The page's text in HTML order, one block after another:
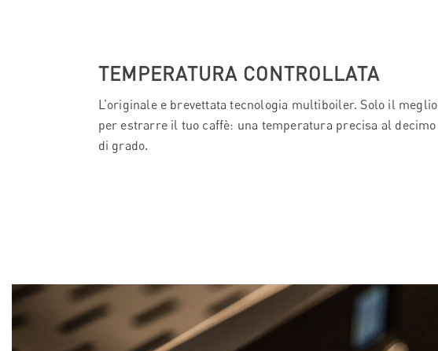
TEMPERATURA CONTROLLATA
L’originale e brevettata tecnologia multiboiler. Solo il meglio
per estrarre il tuo caffè: una temperatura precisa al decimo
di grado.